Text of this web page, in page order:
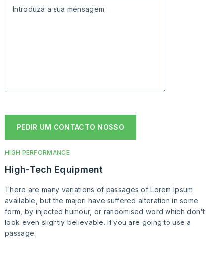
HIGH PERFORMANCE
High-Tech Equipment
There are many variations of passages of Lorem Ipsum
available, but the majori have suffered alteration in some
form, by injected humour, or randomised word which don't
look even slightly believable. If you are going to use a
passage.